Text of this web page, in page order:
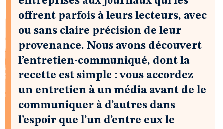
offrent parfois à leurs lecteurs, avec
ou sans claire précision de leur
provenance. Nous avons découvert
l’entretien-communiqué, dont la
recette est simple : vous accordez
un entretien à un média avant de le
communiquer à d’autres dans
l’espoir que l’un d’entre eux le